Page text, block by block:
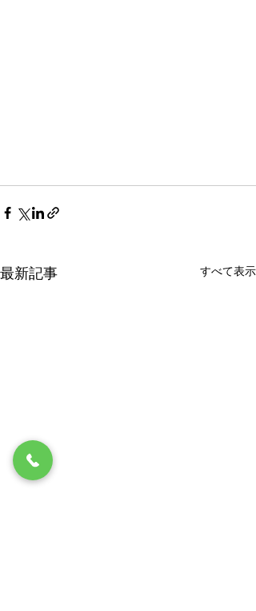
最新記事 すべて表示